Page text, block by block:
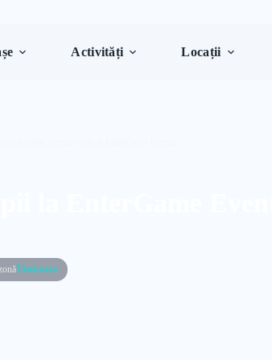
Activități Locații
Timișoara